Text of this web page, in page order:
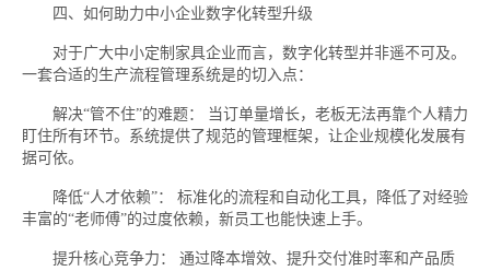
四、如何助力中小企业数字化转型升级
对于广大中小定制家具企业而言，数字化转型并非遥不可及。
一套合适的生产流程管理系统是的切入点：
解决“管不住”的难题： 当订单量增长，老板无法再靠个人精力
盯住所有环节。系统提供了规范的管理框架，让企业规模化发展有
据可依。
降低“人才依赖”： 标准化的流程和自动化工具，降低了对经验
丰富的“老师傅”的过度依赖，新员工也能快速上手。
提升核心竞争力： 通过降本增效、提升交付准时率和产品质